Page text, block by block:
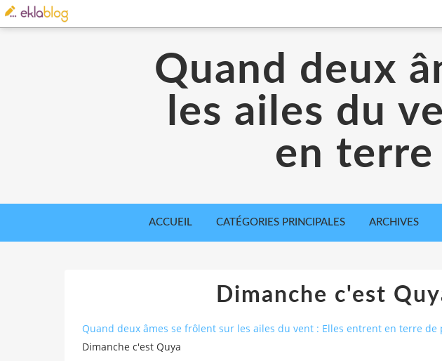
Quand deux
les ailes du
en terre
ACCUEIL CATÉGORIES PRINCIPALES ARCHIVES
Dimanche c'est
Quand deux âmes se frôlent sur les ailes du vent : Elles entrent en terre de
Dimanche c'est Quya